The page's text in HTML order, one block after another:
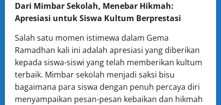
Dari Mimbar Sekolah, Menebar Hikmah:
Apresiasi untuk Siswa Kultum Berprestasi
Salah satu momen istimewa dalam Gema
Ramadhan kali ini adalah apresiasi yang diberikan
kepada siswa-siswi yang telah memberikan kultum
terbaik. Mimbar sekolah menjadi saksi bisu
bagaimana para siswa dengan penuh percaya diri
menyampaikan pesan-pesan kebaikan dan hikmah